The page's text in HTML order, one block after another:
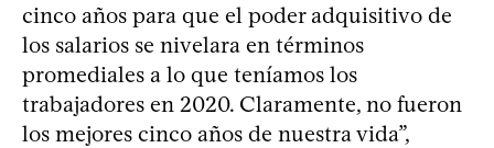
cinco años para que el poder adquisitivo de
los salarios se nivelara en términos
promediales a lo que teníamos los
trabajadores en 2020. Claramente, no fueron
los mejores cinco años de nuestra vida”,